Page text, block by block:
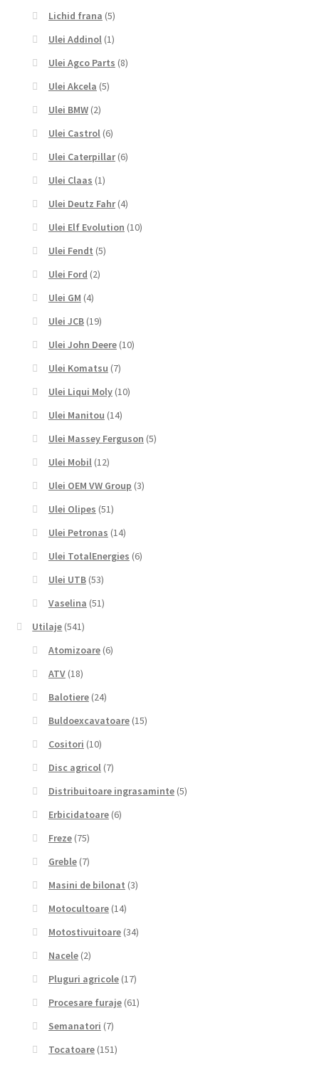
Lichid frana (5)
Ulei Addinol (1)
Ulei Agco Parts (8)
Ulei Akcela (5)
Ulei BMW (2)
Ulei Castrol (6)
Ulei Caterpillar (6)
Ulei Claas (1)
Ulei Deutz Fahr (4)
Ulei Elf Evolution (10)
Ulei Fendt (5)
Ulei Ford (2)
Ulei GM (4)
Ulei JCB (19)
Ulei John Deere (10)
Ulei Komatsu (7)
Ulei Liqui Moly (10)
Ulei Manitou (14)
Ulei Massey Ferguson (5)
Ulei Mobil (12)
Ulei OEM VW Group (3)
Ulei Olipes (51)
Ulei Petronas (14)
Ulei TotalEnergies (6)
Ulei UTB (53)
Vaselina (51)
Utilaje (541)
Atomizoare (6)
ATV (18)
Balotiere (24)
Buldoexcavatoare (15)
Cositori (10)
Disc agricol (7)
Distribuitoare ingrasaminte (5)
Erbicidatoare (6)
Freze (75)
Greble (7)
Masini de bilonat (3)
Motocultoare (14)
Motostivuitoare (34)
Nacele (2)
Pluguri agricole (17)
Procesare furaje (61)
Semanatori (7)
Tocatoare (151)